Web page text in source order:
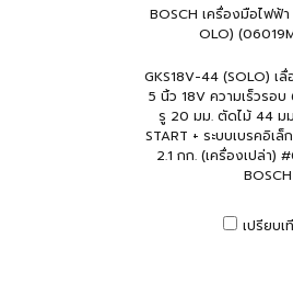
BOSCH เครื่องมือไฟฟ้
OLO)
GKS18V-44 (SOLO) เ
5 นิ้ว 18V ความเร็วรอ
รู 20 มม. ตัดไม้ 44 มม
START + ระบบเบรคอิเ
2.1 กก. (เครื่องเปล่า)
BOSCH
เปรียบเ